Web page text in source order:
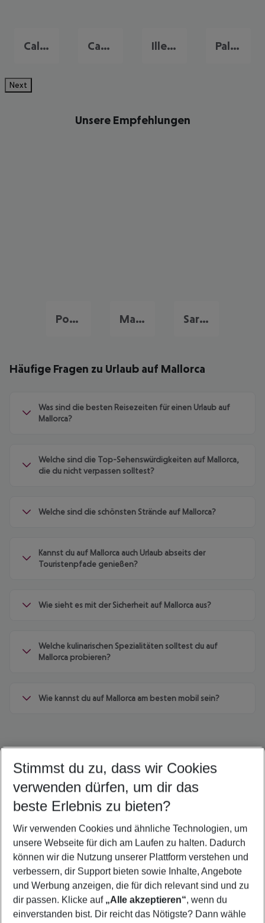
Cala d'Or Camp de Mar Illetas Palma Nova
Next
Unsere Empfehlungen
Portugal Urlaub Malta Urlaub Sardinien Urlaub
Häufige Fragen zu Urlaub auf Mallorca
Was sind die besten Reisezeiten für einen Urlaub auf
Mallorca?
Welche sind die Top-Sehenswürdigkeiten auf Mallorca,
die du nicht verpassen solltest?
Welche sind die schönsten Strände auf Mallorca?
Kannst du auf Mallorca auch Urlaub abseits der
Touristenpfade genießen?
Wie sieht es mit der Sicherheit auf Mallorca aus?
Welche kulinarischen Spezialitäten solltest du auf
Mallorca probieren?
Wie kannst du auf Mallorca am besten mobil sein?
Quicklinks
Frübucher Angebote Colònia de Sant Jordi für 2026
Last Minute Colònia de Sant Jordi
Flug & Hotel Colònia de Sant Jordi
Familienurlaub Colònia de Sant Jordi
Pauschalreisen Colònia de Sant Jordi
Stimmst du zu, dass wir Cookies
verwenden dürfen, um dir das
beste Erlebnis zu bieten?
Wir verwenden Cookies und ähnliche Technologien, um
unsere Webseite für dich am Laufen zu halten. Dadurch
können wir die Nutzung unserer Plattform verstehen und
verbessern, dir Support bieten sowie Inhalte, Angebote
und Werbung anzeigen, die für dich relevant sind und zu
dir passen. Klicke auf „Alle akzeptieren“, wenn du
einverstanden bist. Dir reicht das Nötigste? Dann wähle